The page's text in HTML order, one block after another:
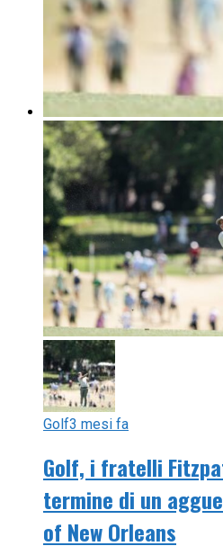
Golf3 mesi fa
Golf, i fratelli
termine di un
of New Orleans